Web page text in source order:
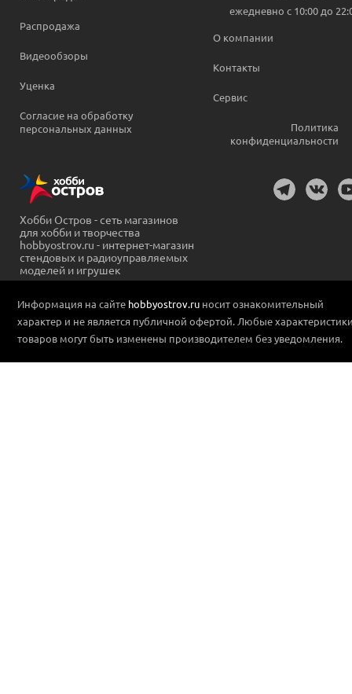
Распродажа
Видеообзоры
Уценка
Согласие на обработку
персональных данных
ежедневно c 10:00 до
О компании
Контакты
Сервис
Политика
конфиденциальности
Хобби Остров - сеть магазинов
для хобби и творчества
hobbyostrov.ru - интернет-магазин
стендовых и радиоуправляемых
моделей и игрушек
Информация на сайте hobbyostrov.ru носит ознакомительный
характер и не является публичной офертой. Любые
товаров могут быть изменены производителем без уведомления.